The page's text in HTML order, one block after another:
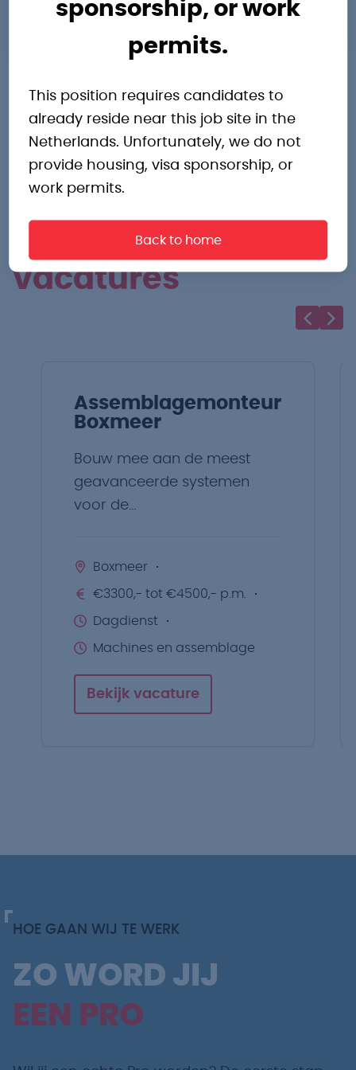
sponsorship, or work
permits.
This position requires candidates to
already reside near this job site in the
Netherlands. Unfortunately, we do not
provide housing, visa sponsorship, or
work permits.
Back to home
0478203000
Andere
interessante
vacatures
Assemblagemonteur
Boxmeer
Bouw mee aan de meest
geavanceerde systemen
voor de
Boxmeer
€3300,- tot €4500,- p.m.
Dagdienst
Machines en assemblage
Bekijk vacature
HOE GAAN WIJ TE WERK
ZO WORD JIJ
EEN PRO